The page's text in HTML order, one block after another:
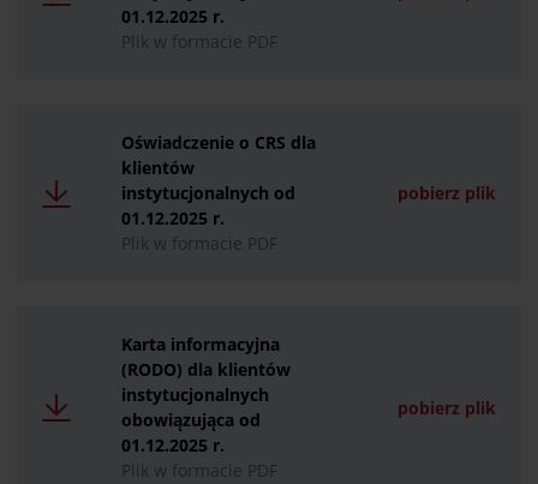
01.12.2025 r.
Plik w formacie PDF
Oświadczenie o CRS dla
klientów
instytucjonalnych od
01.12.2025 r.
Plik w formacie PDF
pobierz plik
Karta informacyjna
(RODO) dla klientów
instytucjonalnych
obowiązująca od
01.12.2025 r.
Plik w formacie PDF
pobierz plik